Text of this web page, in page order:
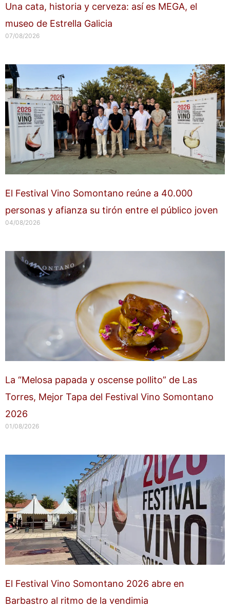
Una cata, historia y cerveza: así es MEGA, el
museo de Estrella Galicia
07/08/2026
El Festival Vino Somontano reúne a 40.000
personas y afianza su tirón entre el público joven
04/08/2026
La “Melosa papada y oscense pollito” de Las
Torres, Mejor Tapa del Festival Vino Somontano
2026
01/08/2026
El Festival Vino Somontano 2026 abre en
Barbastro al ritmo de la vendimia